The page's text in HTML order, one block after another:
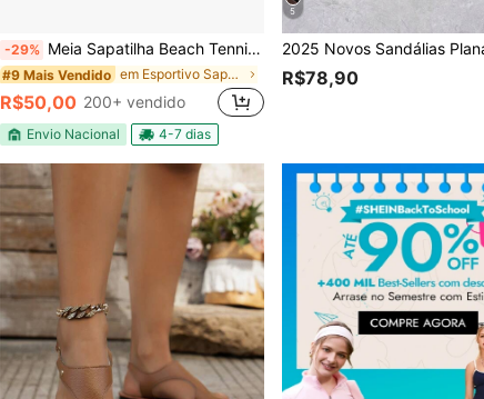
-29% Meia Sapatilha Beach Tennis Fut Volei Esportiva Areia Praia
#9 Mais Vendido em Esportivo Sapatos Femininos Outdoor
R$50,00 200+ vendido
Envio Nacional 4-7 dias
5
R$78,90